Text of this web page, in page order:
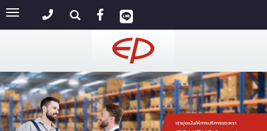
Toggle
navigation